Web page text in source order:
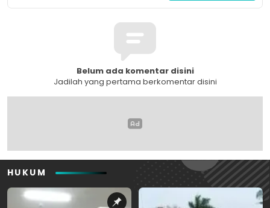
Belum ada komentar disini
Jadilah yang pertama berkomentar disini
HUKUM